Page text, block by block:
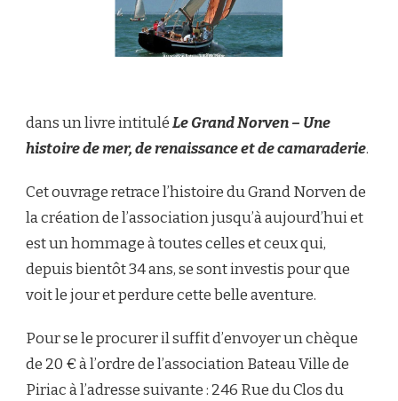
dans un livre intituléLe Grand Norven – Une
histoire de mer, de renaissance et de camaraderie.
Cet ouvrage retrace l’histoire du Grand Norven de
la création de l’association jusqu’à aujourd’hui et
est un hommage à toutes celles et ceux qui,
depuis bientôt 34 ans, se sont investis pour que
voit le jour et perdure cette belle aventure.
Pour se le procurer il suffit d’envoyer un chèque
de 20 € à l’ordre de l’association Bateau Ville de
Piriac à l’adresse suivante : 246 Rue du Clos du